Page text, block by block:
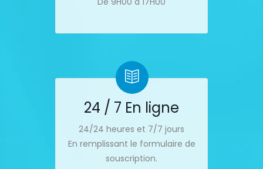
24 / 7 En ligne
24/24 heures et 7/7 jours
En remplissant le formulaire de
souscription.